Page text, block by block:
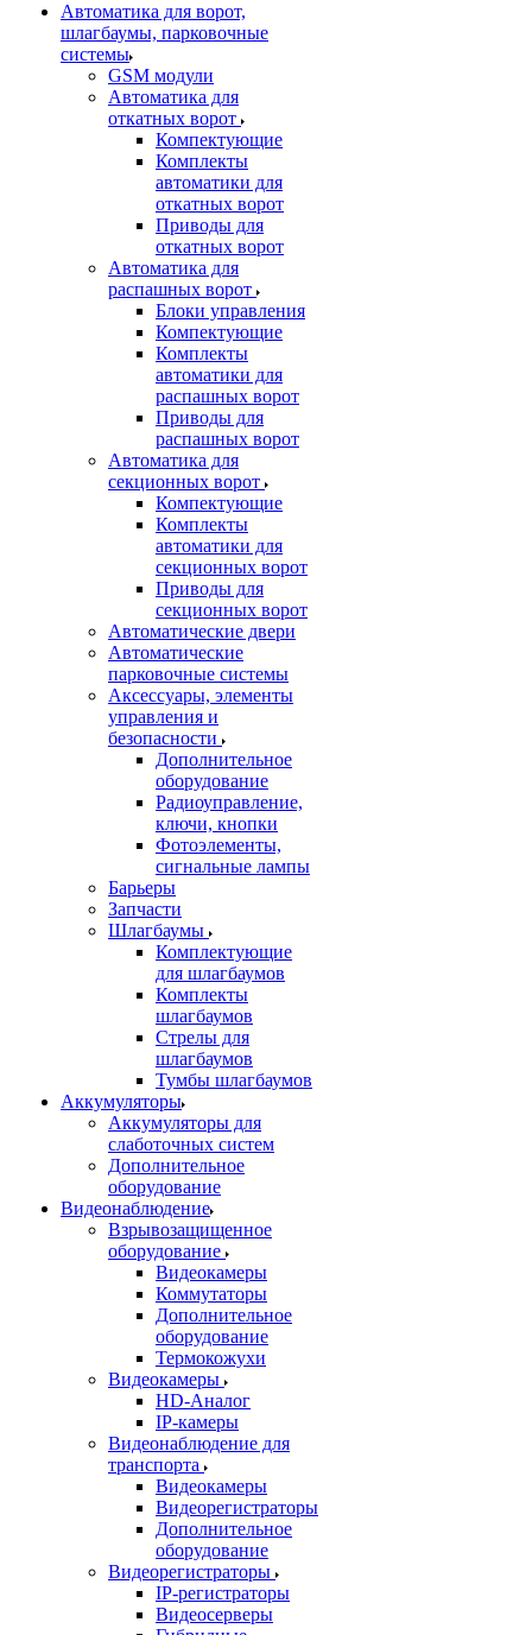
Автоматика для ворот,
шлагбаумы, парковочные
системы
GSM модули
Автоматика для
откатных ворот
Компектующие
Комплекты
автоматики для
откатных ворот
Приводы для
откатных ворот
Автоматика для
распашных ворот
Блоки управления
Компектующие
Комплекты
автоматики для
распашных ворот
Приводы для
распашных ворот
Автоматика для
секционных ворот
Компектующие
Комплекты
автоматики для
секционных ворот
Приводы для
секционных ворот
Автоматические двери
Автоматические
парковочные системы
Аксессуары, элементы
управления и
безопасности
Дополнительное
оборудование
Радиоуправление,
ключи, кнопки
Фотоэлементы,
сигнальные лампы
Барьеры
Запчасти
Шлагбаумы
Комплектующие
для шлагбаумов
Комплекты
шлагбаумов
Стрелы для
шлагбаумов
Тумбы шлагбаумов
Аккумуляторы
Аккумуляторы для
слаботочных систем
Дополнительное
оборудование
Видеонаблюдение
Взрывозащищенное
оборудование
Видеокамеры
Коммутаторы
Дополнительное
оборудование
Термокожухи
Видеокамеры
HD-Аналог
IP-камеры
Видеонаблюдение для
транспорта
Видеокамеры
Видеорегистраторы
Дополнительное
оборудование
Видеорегистраторы
IP-регистраторы
Видеосерверы